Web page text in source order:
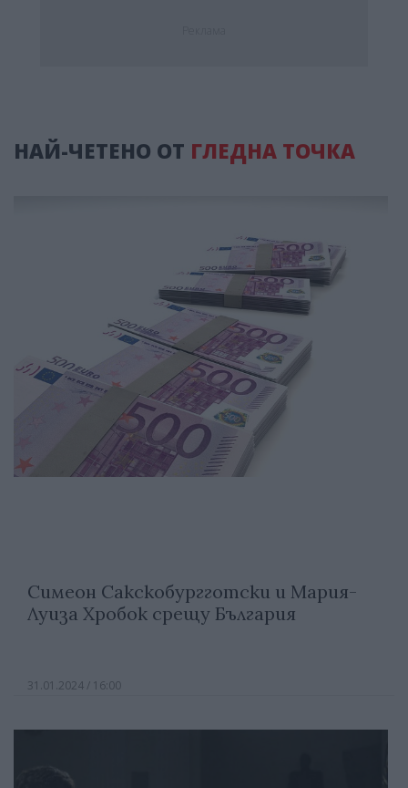
НАЙ-ЧЕТЕНО ОТ ГЛЕДНА ТОЧКА
Симеон Сакскобургготски и Мария-
Луиза Хробок срещу България
31.01.2024 / 16:00